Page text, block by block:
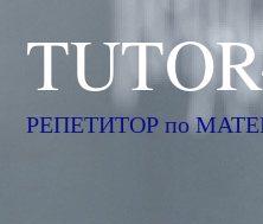
РЕПЕТИТОР по